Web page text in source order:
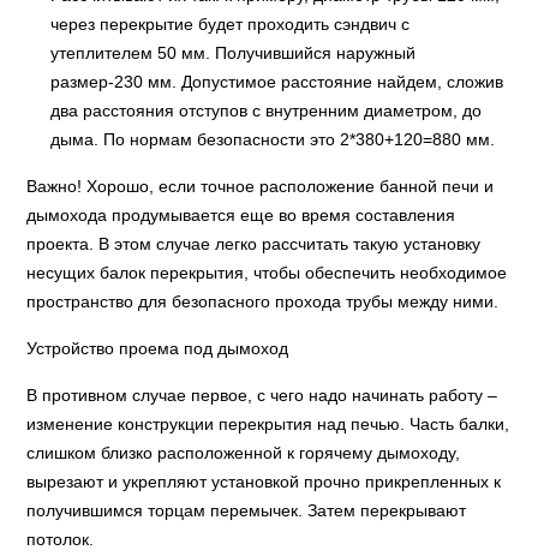
через перекрытие будет проходить сэндвич с
утеплителем 50 мм. Получившийся наружный
размер-230 мм. Допустимое расстояние найдем, сложив
два расстояния отступов с внутренним диаметром, до
дыма. По нормам безопасности это 2*380+120=880 мм.
Важно! Хорошо, если точное расположение банной печи и
дымохода продумывается еще во время составления
проекта. В этом случае легко рассчитать такую установку
несущих балок перекрытия, чтобы обеспечить необходимое
пространство для безопасного прохода трубы между ними.
Устройство проема под дымоход
В противном случае первое, с чего надо начинать работу –
изменение конструкции перекрытия над печью. Часть балки,
слишком близко расположенной к горячему дымоходу,
вырезают и укрепляют установкой прочно прикрепленных к
получившимся торцам перемычек. Затем перекрывают
потолок.